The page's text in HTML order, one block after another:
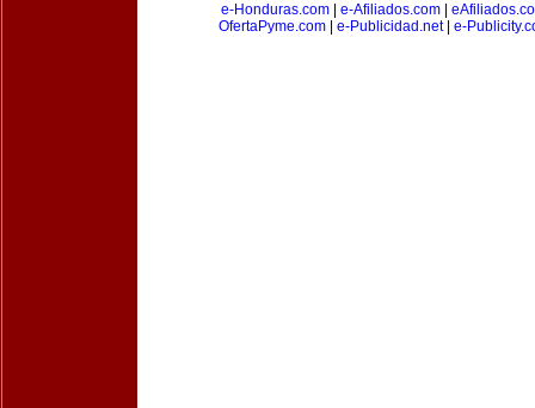
e-Honduras.com| e-Afiliados.com|
OfertaPyme.com| e-Publicidad.net| e-